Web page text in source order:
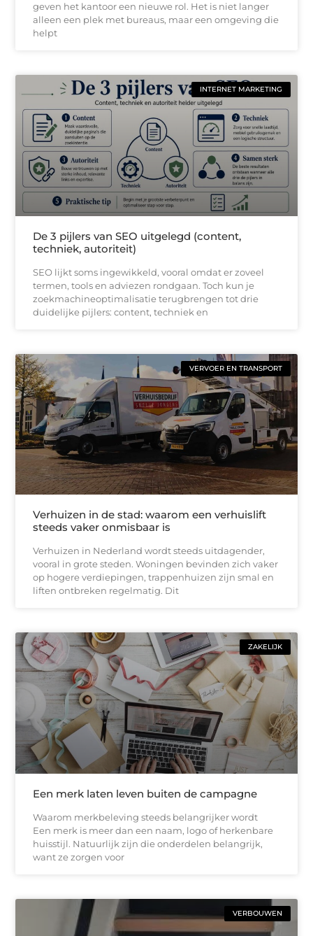
geven het kantoor een nieuwe rol. Het is niet langer
alleen een plek met bureaus, maar een omgeving die
helpt
INTERNET MARKETING
De 3 pijlers van SEO uitgelegd (content,
techniek, autoriteit)
SEO lijkt soms ingewikkeld, vooral omdat er zoveel
termen, tools en adviezen rondgaan. Toch kun je
zoekmachineoptimalisatie terugbrengen tot drie
duidelijke pijlers: content, techniek en
VERVOER EN TRANSPORT
Verhuizen in de stad: waarom een verhuislift
steeds vaker onmisbaar is
Verhuizen in Nederland wordt steeds uitdagender,
vooral in grote steden. Woningen bevinden zich vaker
op hogere verdiepingen, trappenhuizen zijn smal en
liften ontbreken regelmatig. Dit
ZAKELIJK
Een merk laten leven buiten de campagne
Waarom merkbeleving steeds belangrijker wordt
Een merk is meer dan een naam, logo of herkenbare
huisstijl. Natuurlijk zijn die onderdelen belangrijk,
want ze zorgen voor
VERBOUWEN